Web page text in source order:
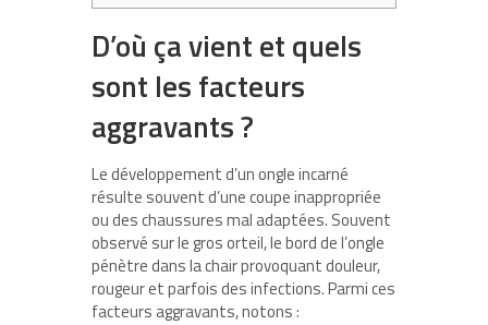
D’où ça vient et quels
sont les facteurs
aggravants ?
Le développement d’un ongle incarné
résulte souvent d’une coupe inappropriée
ou des chaussures mal adaptées. Souvent
observé sur le gros orteil, le bord de l’ongle
pénètre dans la chair provoquant douleur,
rougeur et parfois des infections. Parmi ces
facteurs aggravants, notons :